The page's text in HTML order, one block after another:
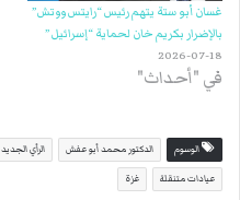
غسان أبو ستة يتهم رئيس “رايتس ووتش”
بالإضرار بكريم خان لحماية “إسرائيل”
2026-07-18
في "أحداث"
الوسوم الدكتور محمد أبو عفش الرأي الجديد
عيادات متنقلة غزة